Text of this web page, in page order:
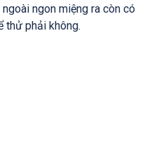
ngon miệng ra còn có
thử phải không.